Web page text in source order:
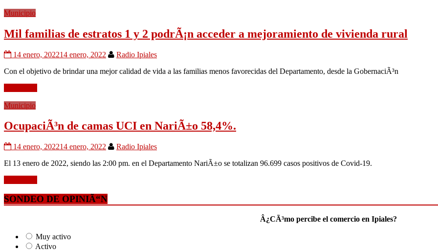
Municipio
Mil familias de estratos 1 y 2 podrÃ¡n acceder a mejoramiento de vivienda rural
14 enero, 202214 enero, 2022
Radio Ipiales
Con el objetivo de brindar una mejor calidad de vida a las familias menos favorecidas del Departamento, desde la GobernaciÃ³n
Municipio
OcupaciÃ³n de camas UCI en NariÃ±o 58,4%.
14 enero, 202214 enero, 2022
Radio Ipiales
El 13 enero de 2022, siendo las 2:00 pm. en el Departamento NariÃ±o se totalizan 96.699 casos positivos de Covid-19.
SONDEO DE OPINIÃ“N
Â¿CÃ³mo percibe el comercio en Ipiales?
Muy activo
Activo